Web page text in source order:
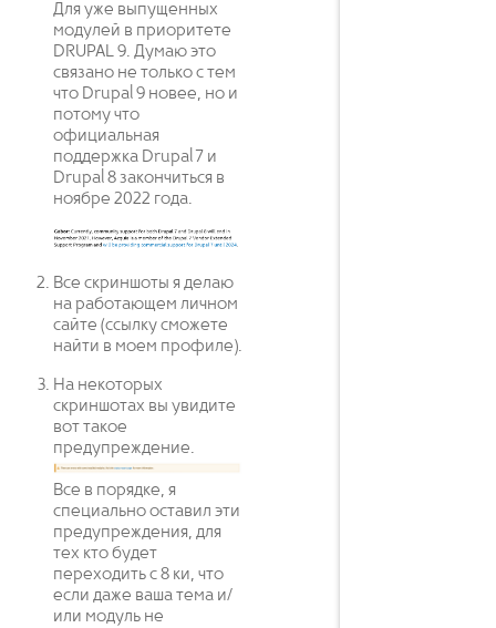
Для уже выпущенных
модулей в приоритете
DRUPAL 9. Думаю это
связано не только с тем
что Drupal 9 новее, но и
потому что
официальная
поддержка Drupal 7 и
Drupal 8 закончиться в
ноябре 2022 года.
Все скриншоты я делаю
на работающем личном
сайте (ссылку сможете
найти в моем профиле).
На некоторых
скриншотах вы увидите
вот такое
предупреждение.
Все в порядке, я
специально оставил эти
предупреждения, для
тех кто будет
переходить с 8 ки, что
если даже ваша тема и/
или модуль не